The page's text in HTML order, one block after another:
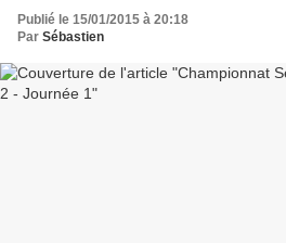
Publié le 15/01/2015 à 20:18
Par Sébastien